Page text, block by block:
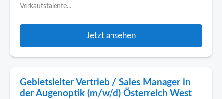
Verkaufstalente...
Jetzt ansehen
Gebietsleiter Vertrieb / Sales Manager in
der Augenoptik (m/w/d) Österreich West